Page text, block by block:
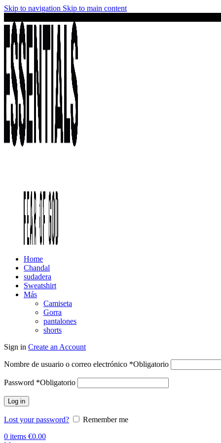
Skip to navigation Skip to main content
Home
Chandal
sudadera
Sweatshirt
Más
Camiseta
Gorra
pantalones
shorts
Sign in Create an Account
Nombre de usuario o correo electrónico *Obligatorio
Password *Obligatorio
Log in
Lost your password?
Remember me
0 items €0.00